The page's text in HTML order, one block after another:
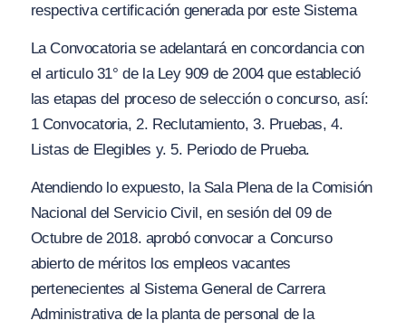
respectiva certificación generada por este Sistema
La Convocatoria se adelantará en concordancia con
el articulo 31° de la Ley 909 de 2004 que estableció
las etapas del proceso de selección o concurso, así:
1 Convocatoria, 2. Reclutamiento, 3. Pruebas, 4.
Listas de Elegibles y. 5. Periodo de Prueba.
Atendiendo lo expuesto, la Sala Plena de la Comisión
Nacional del Servicio Civil, en sesión del 09 de
Octubre de 2018. aprobó convocar a Concurso
abierto de méritos los empleos vacantes
pertenecientes al Sistema General de Carrera
Administrativa de la planta de personal de la